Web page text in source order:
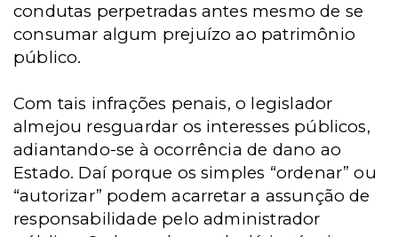
condutas perpetradas antes mesmo de se
consumar algum prejuízo ao patrimônio
público.
Com tais infrações penais, o legislador
almejou resguardar os interesses públicos,
adiantando-se à ocorrência de dano ao
Estado. Daí porque os simples “ordenar” ou
“autorizar” podem acarretar a assunção de
responsabilidade pelo administrador